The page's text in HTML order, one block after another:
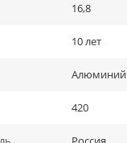
16,8
10 лет
Алюминий
420